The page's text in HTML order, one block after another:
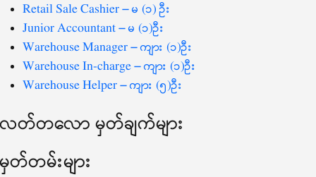
Retail Sale Cashier – မ (၁) ဦး
Junior Accountant – မ (၁)ဦး
Warehouse Manager – ကျား (၁)ဦး
Warehouse In-charge – ကျား (၁)ဦး
Warehouse Helper – ကျား (၅)ဦး
လတ်တ‌လော မှတ်ချက်များ
မှတ်တမ်းများ